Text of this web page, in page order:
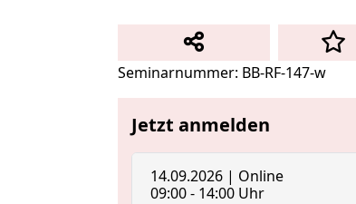
Seminarnummer: BB-RF-147-w
Jetzt anmelden
14.09.2026 | Online
09:00 - 14:00 Uhr